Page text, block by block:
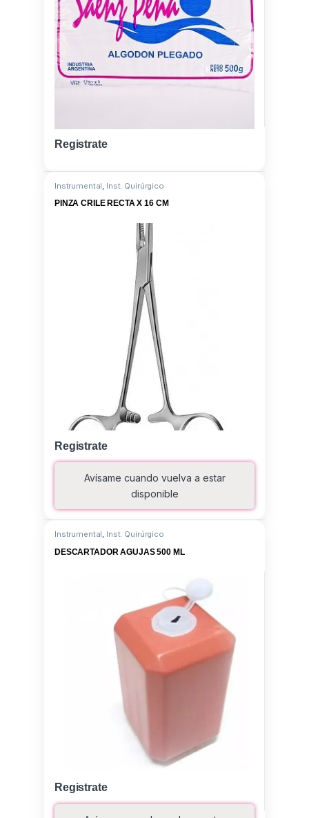
Registrate
Instrumental, Inst. Quirúrgico
PINZA CRILE RECTA X 16 CM
Registrate
Avísame cuando vuelva a estar
disponible
Instrumental, Inst. Quirúrgico
DESCARTADOR AGUJAS 500 ML
Registrate